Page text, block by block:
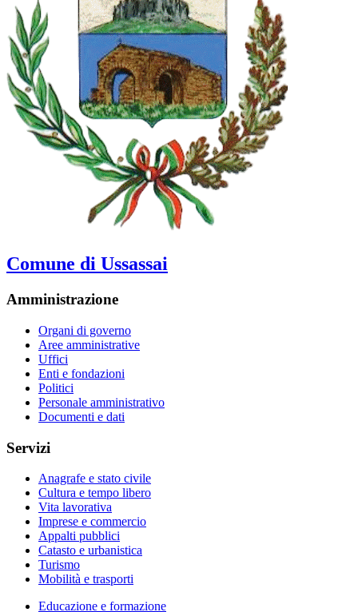
Comune di Ussassai
Amministrazione
Organi di governo
Aree amministrative
Uffici
Enti e fondazioni
Politici
Personale amministrativo
Documenti e dati
Servizi
Anagrafe e stato civile
Cultura e tempo libero
Vita lavorativa
Imprese e commercio
Appalti pubblici
Catasto e urbanistica
Turismo
Mobilità e trasporti
Educazione e formazione